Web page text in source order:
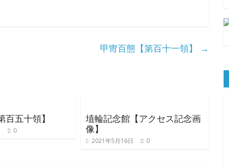
甲冑百態【第百十一領】 →
百五十領】
0
埴輪記念館【アクセス記念画
像】
2021年5月16日 0